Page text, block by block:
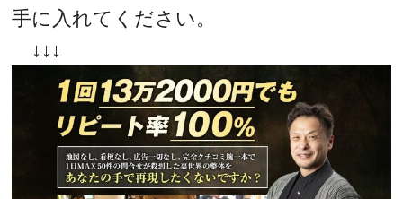
手に入れてください。
↓↓↓